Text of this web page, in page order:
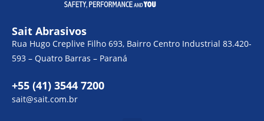
Sait Abrasivos
Rua Hugo Creplive Filho 693, Bairro Centro Industrial 83.420-
593 – Quatro Barras – Paraná
+55 (41) 3544 7200
sait@sait.com.br